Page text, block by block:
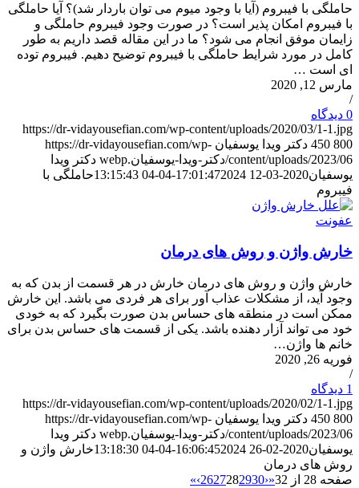
حاملگی با فیبروم (آیا با وجود میوم می توان باردار شد)؟ آیا حاملگی
با فیبروم امکان پذیر است؟ در صورت وجود فیبروم حاملگی و
زایمان موفق انجام می شود؟ ما در این مقاله قصد داریم به طور
کامل در مورد شرایط حاملگی با فیبروم توضیح دهیم. فیبروم توده
ای است …
مارس 12, 2020
/
0 دیدگاه‌
https://dr-vidayousefian.com/wp-content/uploads/2020/03/1-1.jpg
450 800 دکتر ویدا یوسفیان https://dr-vidayousefian.com/wp-
content/uploads/2023/06/دکتر-ویدا-یوسفیان.webp
دکتر ویدا
یوسفیان2020-03-12 17:01:47
2024-04-04 13:15:43
حاملگی با
فیبروم
عفونت
خارش واژن و روش های درمان
خارش واژن و روش های درمان خارش در هر قسمت از بدن که به
وجود آید، از مشکلات عذاب آور برای هر فردی می باشد. این خارش
ممکن است در منطقه های حساس بدن صورت بگیرد که به خودی
خود می تواند آزار دهنده باشد. یکی از قسمت های حساس بدن برای
خانم ها واژن…
فوریه 26, 2020
/
1 دیدگاه
https://dr-vidayousefian.com/wp-content/uploads/2020/02/1-1.jpg
450 800 دکتر ویدا یوسفیان https://dr-vidayousefian.com/wp-
content/uploads/2023/06/دکتر-ویدا-یوسفیان.webp
دکتر ویدا
یوسفیان2020-02-26 16:06:45
2024-04-04 13:18:30
خارش واژن و
روش های درمان
صفحه 28 از 32
«
‹
2627282930
›
»